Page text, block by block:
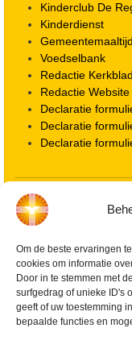
Om de beste ervaringen
cookies om informatie
Door in te stemmen met
surfgedrag of unieke ID's
geeft of uw toestemming
bepaalde functies en
Kinderclub De
Kinderdienst
Gemeentemaaltijd
Voedselbank
Redactie
Redactie Website
Declaratie
Declaratie
Declaratie
Locatie kerk
ANBI informatie
Vrienden van de
Info Kerkelijke
Redactiestatuut
Beleid Veilige
Privacy